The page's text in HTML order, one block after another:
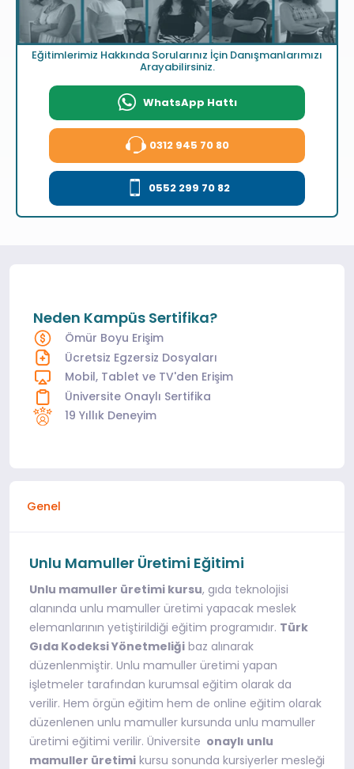
Eğitimlerimiz Hakkında Sorularınız İçin Danışmanlarımızı
Arayabilirsiniz.
WhatsApp Hattı
0312 945 70 80
0552 299 70 82
Neden Kampüs Sertifika?
Ömür Boyu Erişim
Ücretsiz Egzersiz Dosyaları
Mobil, Tablet ve TV'den Erişim
Üniversite Onaylı Sertifika
19 Yıllık Deneyim
Genel
Unlu Mamuller Üretimi Eğitimi
Unlu mamuller üretimi kursu, gıda teknolojisi
alanında unlu mamuller üretimi yapacak meslek
elemanlarının yetiştirildiği eğitim programıdır. Türk
Gıda Kodeksi Yönetmeliği baz alınarak
düzenlenmiştir. Unlu mamuller üretimi yapan
işletmeler tarafından kurumsal eğitim olarak da
verilir. Hem örgün eğitim hem de online eğitim olarak
düzenlenen unlu mamuller kursunda unlu mamuller
üretimi eğitimi verilir. Üniversite onaylı unlu
mamuller üretimi kursu sonunda kursiyerler mesleği